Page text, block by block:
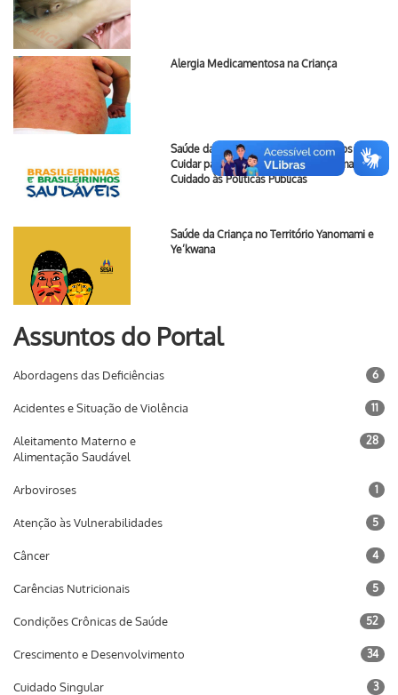
Alergia Medicamentosa na Criança
Saúde da Criança no projeto Primeiros Passos
Cuidar para Transformar: do Paradigma do
Cuidado às Políticas Públicas
Saúde da Criança no Território Yanomami e
Ye’kwana
Assuntos do Portal
Abordagens das Deficiências 6
Acidentes e Situação de Violência 11
Aleitamento Materno e
Alimentação Saudável
28
Arboviroses 1
Atenção às Vulnerabilidades 5
Câncer 4
Carências Nutricionais 5
Condições Crônicas de Saúde 52
Crescimento e Desenvolvimento 34
Cuidado Singular 3